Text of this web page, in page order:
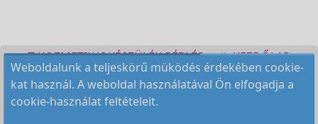
KOZMETIKAI KÉSZÜLÉK BÉRLÉS
KEZDŐLAP
ELÉRHETŐSÉG
RENDELÉSI FELTÉTELEK
Copyright © 2009-2026 All Rights Reserved.
Weboldalunk a teljeskörű müködés érdekében cookie-
kat használ. A weboldal használatával Ön elfogadja a
cookie-használat feltételeit.